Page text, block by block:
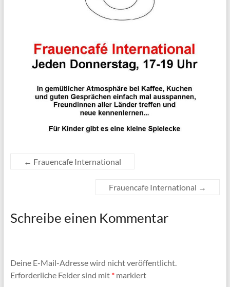
← Frauencafe International
Frauencafe International →
Schreibe einen Kommentar
Deine E-Mail-Adresse wird nicht veröffentlicht.
Erforderliche Felder sind mit *markiert